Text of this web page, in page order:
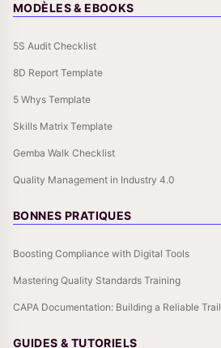
MODÈLES & EBOOKS
5S Audit Checklist
8D Report Template
5 Whys Template
Skills Matrix Template
Gemba Walk Checklist
Quality Management in Industry 4.0
BONNES PRATIQUES
Boosting Compliance with Digital Tools
Mastering Quality Standards Training
CAPA Documentation: Building a Reliable Trail
GUIDES & TUTORIELS